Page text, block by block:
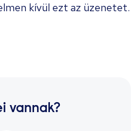
kívül ezt az üzenetet.
vannak?